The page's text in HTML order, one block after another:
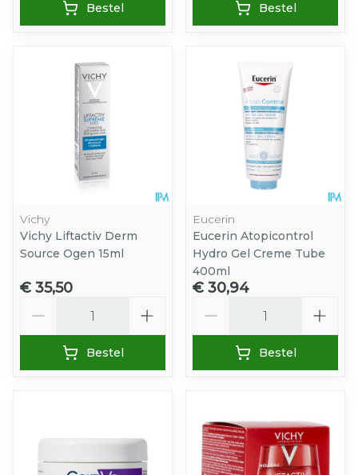
Bestel Bestel
Vichy
Vichy Liftactiv Derm
Source Ogen 15ml
€ 35,50
Bestel
Eucerin
Eucerin Atopicontrol
Hydro Gel Creme Tube
400ml
€ 30,94
Bestel